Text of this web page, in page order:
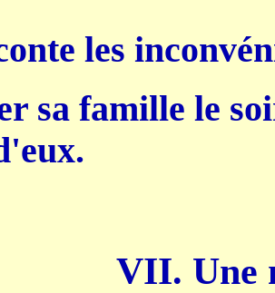
les
sa famille le
VII. Une